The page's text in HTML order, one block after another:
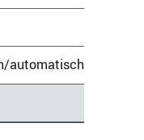
automatisch